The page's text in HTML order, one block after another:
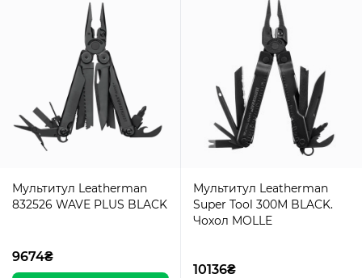
Мультитул Leatherman
832526 WAVE PLUS BLACK
9674₴
Мультитул Leatherman
Super Tool 300М BLACK.
Чохол MOLLE
10136₴